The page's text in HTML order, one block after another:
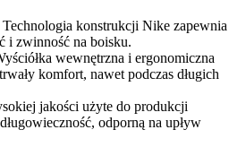
Technologia konstrukcji Nike zapewnia
i zwinność na boisku.
wewnętrzna i ergonomiczna
komfort, nawet podczas długich
jakości użyte do produkcji
odporną na upływ